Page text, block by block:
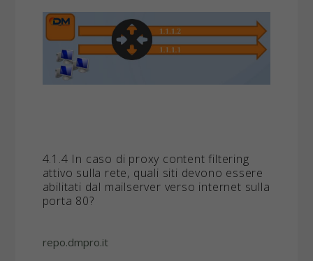
4.1.4 In caso di proxy content filtering
attivo sulla rete, quali siti devono essere
abilitati dal mailserver verso internet sulla
porta 80?
repo.dmpro.it